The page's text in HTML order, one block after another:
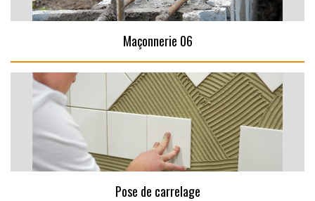
Maçonnerie 06
Pose de carrelage